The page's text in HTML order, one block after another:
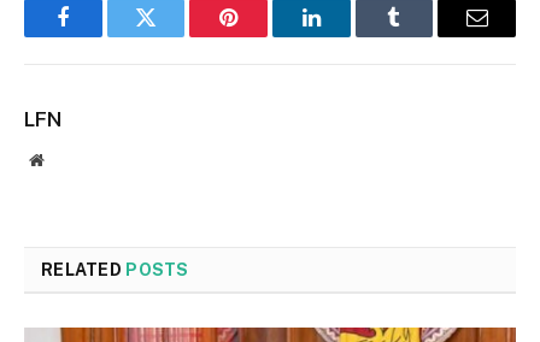
FacebookTwitter Pinterest LinkedInTumblr Email
LFN
Website
RELATED POSTS